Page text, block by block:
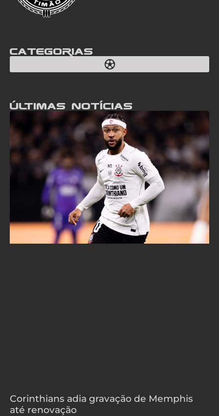
Categorias
Últimas notícias
Corinthians adia gravação de Memphis
até renovação